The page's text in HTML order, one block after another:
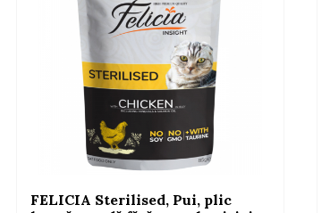
FELICIA Sterilised, Pui, plic